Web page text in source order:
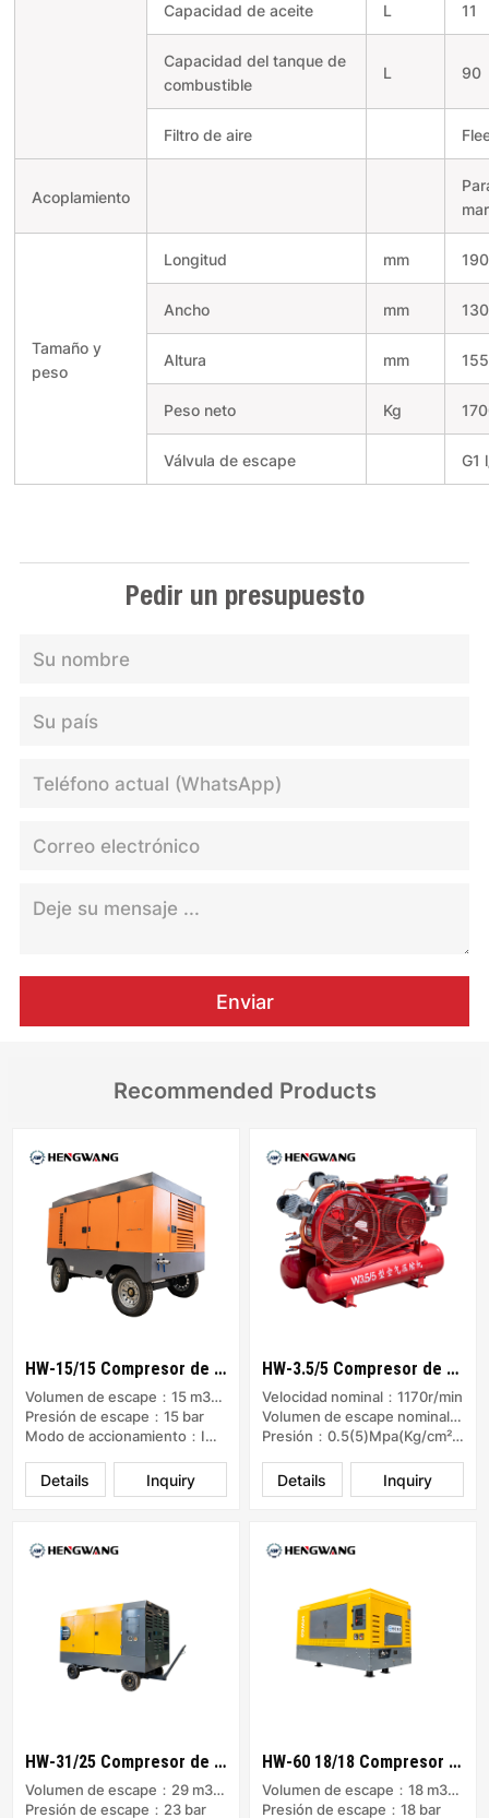
Capacidad de aceite L 11
Capacidad del tanque de
combustible
L 90
Filtro de aire
Acoplamiento
Tamaño y
peso
Longitud mm
Ancho mm
Altura mm
Peso neto Kg
Válvula de escape G1
Pedir un presupuesto
Enviar
Recommended Products
HW-15/15 Compresor de aire de tornillo
Volumen de escape：15 m3/min
Presión de escape：15 bar
Modo de accionamiento：Impulsado por motor diésel
Inquiry
Details
HW-3.5/5 Compresor de aire pequeño
Velocidad nominal：1170r/min
Volumen de escape nominal:3.5 m³/min
Presión：0.5(5)Mpa(Kg/cm²）
Inquiry
Details
HW-31/25 Compresor de aire de tornillo
Volumen de escape：29 m3/min
Presión de escape：23 bar
HW-60 18/18 Compresor de aire de tornillo
Volumen de escape：18 m3/min
Presión de escape：18 bar